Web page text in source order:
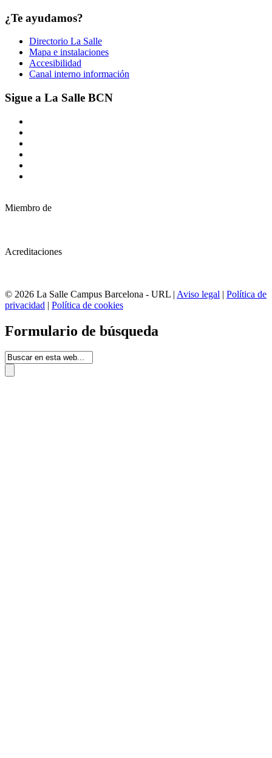
¿Te ayudamos?
Directorio La Salle
Mapa e instalaciones
Accesibilidad
Canal interno información
Sigue a La Salle BCN
Miembro de
Acreditaciones
© 2026 La Salle Campus Barcelona - URL | Aviso legal | Política de
privacidad | Política de cookies
Formulario de búsqueda